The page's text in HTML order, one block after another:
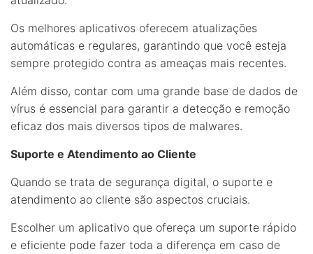
Os melhores aplicativos oferecem atualizações
automáticas e regulares, garantindo que você esteja
sempre protegido contra as ameaças mais recentes.
Além disso, contar com uma grande base de dados de
vírus é essencial para garantir a detecção e remoção
eficaz dos mais diversos tipos de malwares.
Suporte e Atendimento ao Cliente
Quando se trata de segurança digital, o suporte e
atendimento ao cliente são aspectos cruciais.
Escolher um aplicativo que ofereça um suporte rápido
e eficiente pode fazer toda a diferença em caso de